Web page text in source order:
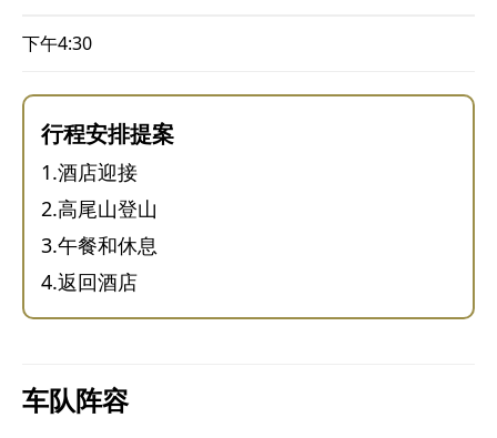
下午4:30
行程安排提案
酒店迎接
高尾山登山
午餐和休息
返回酒店
车队阵容